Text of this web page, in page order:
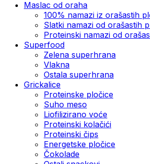
Maslac od oraha
100% namazi iz orašastih
Slatki namazi od orašastih
Proteinski namazi od
Superfood
Zelena superhrana
Vlakna
Ostala superhrana
Grickalice
Proteinske pločice
Suho meso
Liofilizirano voće
Proteinski kolačići
Proteinski čips
Energetske pločice
Čokolade